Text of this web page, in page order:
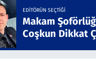
EDITÖRÜN SEÇTIĞI
Makam
Coşkun Dikkat